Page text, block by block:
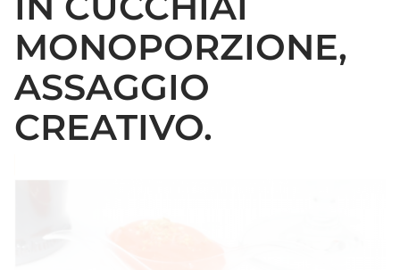
MONOPORZIONE,
ASSAGGIO
CREATIVO.